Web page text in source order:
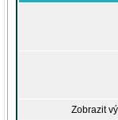
Zobrazit